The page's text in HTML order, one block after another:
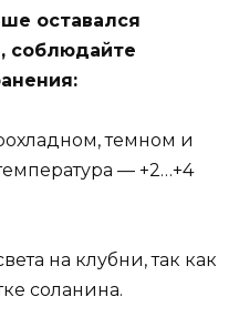
оставался
соблюдайте
темном и
— +2…+4
на клубни, так как
соланина.